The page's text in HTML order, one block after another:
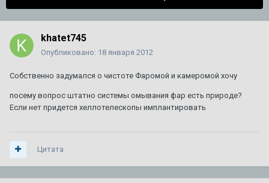
1 2
Автор: Князь,26 февраля 2019в SRX 2010 - 2016
Разделительная сетка в багажник на SRX 1
Автор: CADILLAC ,10 августа 2025вSRX
Планирую продажу уникального BLS
Автор:DeathRow,11 июлявBLS
3 ответа 1 148 просмотров
khatet745
Опубликовано: 18 января 2012
Собственно задумался о чистоте Фаромой и камеромой хочу
посему вопрос штатно системы омывания фар есть природе?
Если нет придется хеллотелескопы имплантировать
Цитата